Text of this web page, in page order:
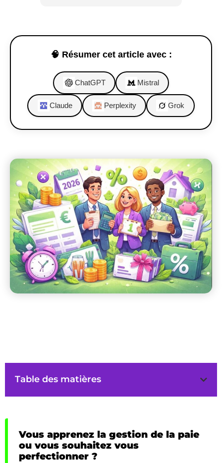
🧠 Résumer cet article avec :
ChatGPT Mistral
Claude Perplexity Grok
Table des matières
Vous apprenez la gestion de la paie
ou vous souhaitez vous
perfectionner ?